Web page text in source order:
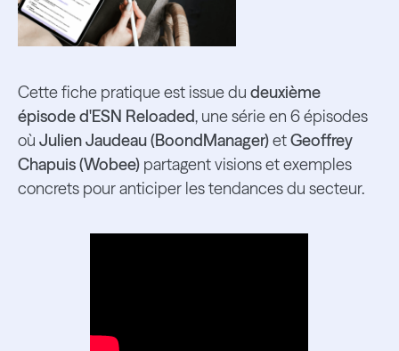
Cette fiche pratique est issue du deuxième
épisode d'ESN Reloaded, une série en 6 épisodes
où Julien Jaudeau (BoondManager)etGeoffrey
Chapuis (Wobee) partagent visions et exemples
concrets pour anticiper les tendances du secteur.